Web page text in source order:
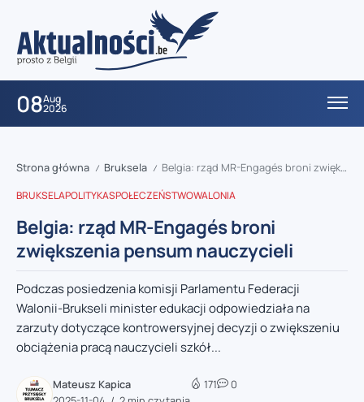
08Aug
2026
Strona główna / Bruksela / Belgia: rząd MR-Engagés broni zwiększenia pensum nauczycieli
BRUKSELAPOLITYKASPOŁECZEŃSTWOWALONIA
Belgia: rząd MR-Engagés broni
zwiększenia pensum nauczycieli
Podczas posiedzenia komisji Parlamentu Federacji
Walonii-Brukseli minister edukacji odpowiedziała na
zarzuty dotyczące kontrowersyjnej decyzji o zwiększeniu
obciążenia pracą nauczycieli szkół...
Mateusz Kapica
171 0